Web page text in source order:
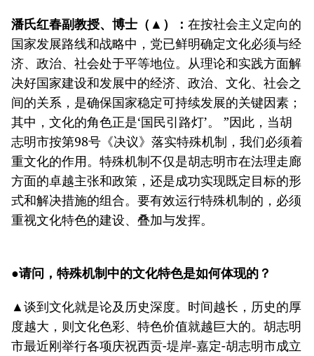
潘氏红春副教授、博士（▲）： 在按社会主义定向的
国家发展路线和战略中，党已鲜明确定文化必须与经
济、政治、社会处于平等地位。从理论和实践方面解
决好国家建设和发展中的经济、政治、文化、社会之
间的关系，是确保国家稳定可持续发展的关键因素；
其中，文化的角色正是‘国民引路灯’。 ”因此，当胡
志明市按第98号《决议》落实特殊机制，我们必须着
重文化的作用。特殊机制不仅是胡志明市在法理走廊
方面的卓越主张和政策，还是成功实现既定目标的形
式和解决措施的组合。要有效运行特殊机制的，必须
重视文化特色的建设、叠加与发挥。
●请问，特殊机制中的文化特色是如何体现的？
▲谈到文化就是论及历史深度。时间越长，历史的厚
度越大，则文化色彩、特色价值就越巨大的。胡志明
市最近刚举行各项庆祝西贡-堤岸-嘉定-胡志明市成立